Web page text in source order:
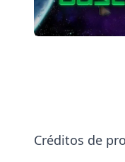
Créditos de